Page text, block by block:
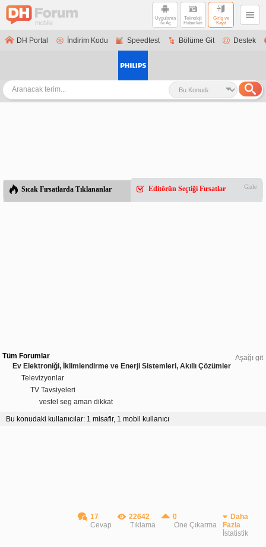
Uygulama
ile Aç
Teknoloji
Haberleri
Giriş ve
Kayıt
DH Portal İndirim Kodu Speedtest Bölüme Git Destek
Sıcak Fırsatlarda Tıklananlar Editörün Seçtiği Fırsatlar Gizle
Aşağı git
Tüm Forumlar
Ev Elektroniği, İklimlendirme ve Enerji Sistemleri, Akıllı Çözümler
Televizyonlar
TV Tavsiyeleri
vestel seg aman dikkat
Bu konudaki kullanıcılar: 1 misafir, 1 mobil kullanıcı
17
Cevap
22642
Tıklama
0
Öne Çıkarma
Daha
Fazla
İstatistik